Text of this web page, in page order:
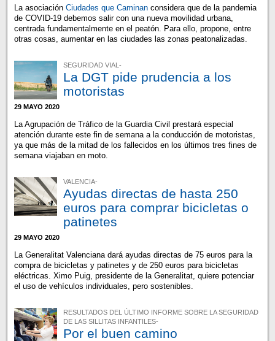
La asociación Ciudades que Caminanconsidera que de la pandemia
de COVID-19 debemos salir con una nueva movilidad urbana,
centrada fundamentalmente en el peatón. Para ello, propone, entre
otras cosas, aumentar en las ciudades las zonas peatonalizadas.
SEGURIDAD VIAL-
La DGT pide prudencia a los
motoristas
29 MAYO 2020
La Agrupación de Tráfico de la Guardia Civil prestará especial
atención durante este fin de semana a la conducción de motoristas,
ya que más de la mitad de los fallecidos en los últimos tres fines de
semana viajaban en moto.
VALENCIA-
Ayudas directas de hasta 250
euros para comprar bicicletas o
patinetes
29 MAYO 2020
La Generalitat Valenciana dará ayudas directas de 75 euros para la
compra de bicicletas y patinetes y de 250 euros para bicicletas
eléctricas. Ximo Puig, presidente de la Generalitat, quiere potenciar
el uso de vehículos individuales, pero sostenibles.
RESULTADOS DEL ÚLTIMO INFORME SOBRE LA SEGURIDAD
DE LAS SILLITAS INFANTILES-
Por el buen camino